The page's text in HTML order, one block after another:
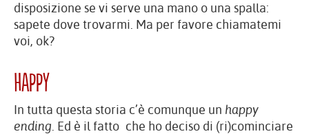
disposizione se vi serve una mano o una spalla:
sapete dove trovarmi. Ma per favore chiamatemi
voi, ok?
Happy
In tutta questa storia c’è comunque un happy
ending . Ed è il fatto che ho deciso di (ri)cominciare